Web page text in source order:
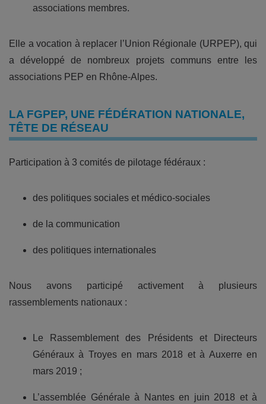
associations membres.
Elle a vocation à replacer l’Union Régionale (URPEP), qui
a développé de nombreux projets communs entre les
associations PEP en Rhône-Alpes.
LA FGPEP, UNE FÉDÉRATION NATIONALE,
TÊTE DE RÉSEAU
Participation à 3 comités de pilotage fédéraux :
des politiques sociales et médico-sociales
de la communication
des politiques internationales
Nous avons participé activement à plusieurs
rassemblements nationaux :
Le Rassemblement des Présidents et Directeurs
Généraux à Troyes en mars 2018 et à Auxerre en
mars 2019 ;
L’assemblée Générale à Nantes en juin 2018 et à